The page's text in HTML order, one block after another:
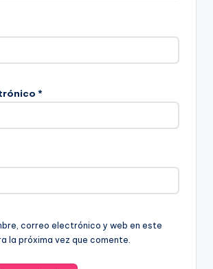
*
correo electrónico y web en este
la próxima vez que comente.